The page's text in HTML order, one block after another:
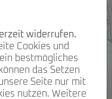
widerrufen.
Cookies und
bestmögliches
das Setzen
Seite nur mit
nutzen. Weitere